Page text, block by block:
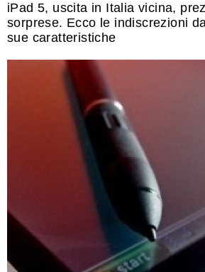
iPad 5, uscita in Italia vicina,
sorprese. Ecco le indiscrezioni
sue caratteristiche